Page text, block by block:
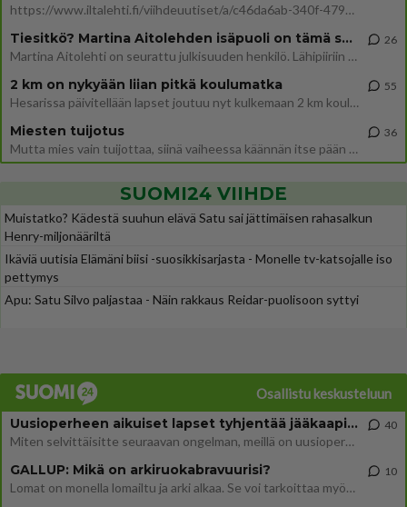
https://www.iltalehti.fi/viihdeuutiset/a/c46da6ab-340f-4790-aaa7-0865eed2336 Yrityksen konkurssihakemus on tullut kärä
Tiesitkö? Martina Aitolehden isäpuoli on tämä suosittu laulaja
Martina Aitolehti on seurattu julkisuuden henkilö. Lähipiiriin mahtuu muitakin tunnettuja henkilöitä. Tiesitkö, että Ma
26
2 km on nykyään liian pitkä koulumatka
Hesarissa päivitellään lapset joutuu nyt kulkemaan 2 km kouluun jösses. Ruostefillarilla tuo matka menee vaikka miten äk
55
Miesten tuijotus
Mutta mies vain tuijottaa, siinä vaiheessa käännän itse pään pois. Mikä juttu? Yleensä jos joku tuijottaa tai katsoo, hä
36
SUOMI24 VIIHDE
Muistatko? Kädestä suuhun elävä Satu sai jättimäisen rahasalkun
Henry-miljonääriltä
Ikäviä uutisia Elämäni biisi -suosikkisarjasta - Monelle tv-katsojalle iso
pettymys
Apu: Satu Silvo paljastaa - Näin rakkaus Reidar-puolisoon syttyi
Osallistu keskusteluun
Uusioperheen aikuiset lapset tyhjentää jääkaapin käydessään
Miten selvittäisitte seuraavan ongelman, meillä on uusioperhe, minulla teini-ikäiset lapset ja puolisolla aikuiset, jotk
40
GALLUP: Mikä on arkiruokabravuurisi?
Lomat on monella lomailtu ja arki alkaa. Se voi tarkoittaa myös sitä, että grillailut on grillattu ja palataan arjen ruo
10